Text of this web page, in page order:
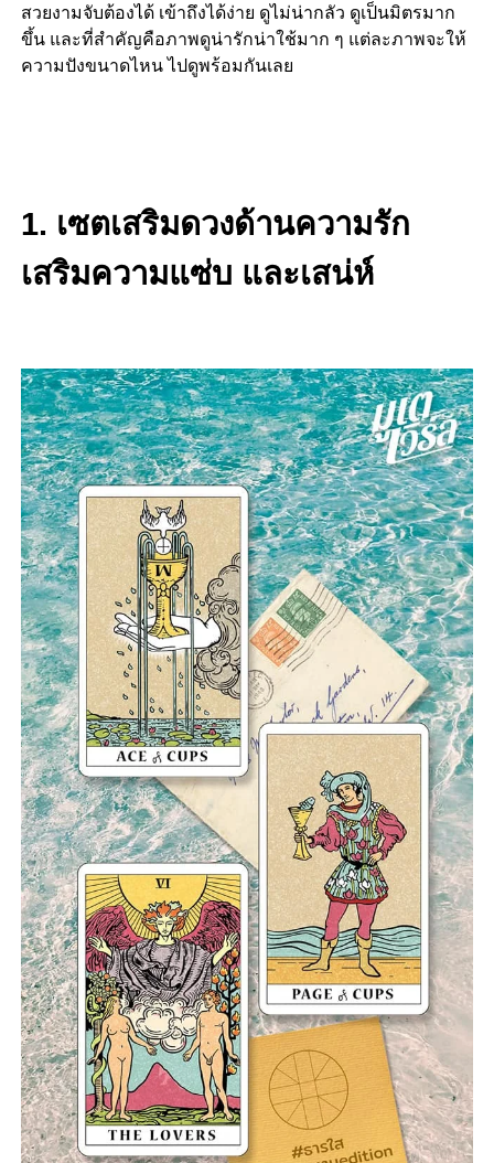
สวยงามจับต้องได้ เข้าถึงได้ง่าย ดูไม่น่ากลัว ดูเป็นมิตรมาก
ขึ้น และที่สำคัญคือภาพดูน่ารักน่าใช้มาก ๆ แต่ละภาพจะให้
ความปังขนาดไหน ไปดูพร้อมกันเลย
1. เซตเสริมดวงด้านความรัก
เสริมความแซ่บ และเสน่ห์